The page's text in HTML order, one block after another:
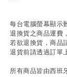
每台電腦螢幕顯示
退換貨之商品運費
若欲退換貨，商品
退貨前請透過訂單
所有商品皆由西班